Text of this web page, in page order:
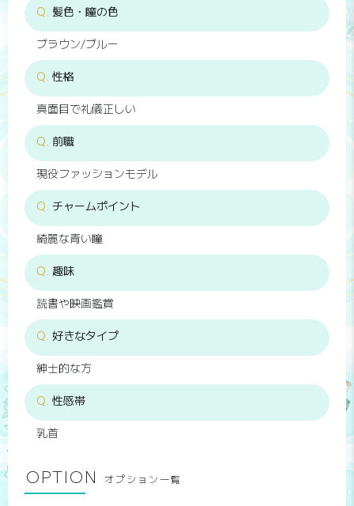
髪色・瞳の色
ブラウン/ブルー
性格
真面目で礼儀正しい
前職
現役ファッションモデル
チャームポイント
綺麗な青い瞳
趣味
読書や映画鑑賞
好きなタイプ
紳士的な方
性感帯
乳首
OPTION オプション一覧